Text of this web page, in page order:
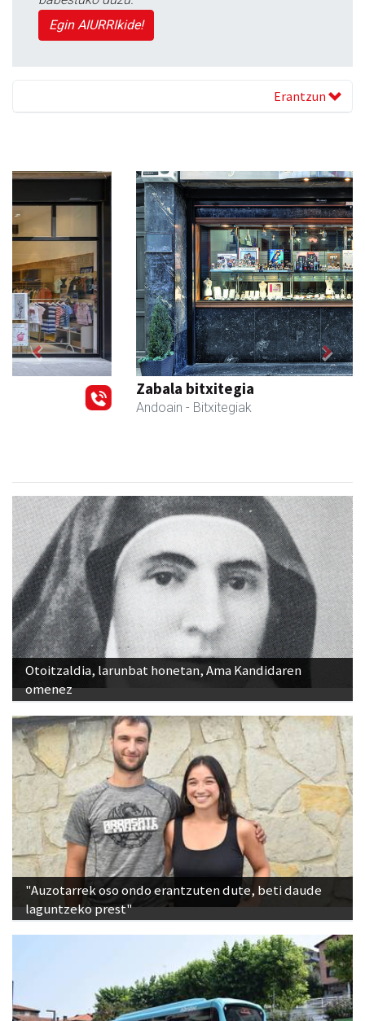
Egin AIURRIkide!
Erantzun
Zabala bitxitegia
- Bitxitegiak
Previous Next
Otoitzaldia, larunbat honetan, Ama Kandidaren
omenez
"Auzotarrek oso ondo erantzuten dute, beti daude
laguntzeko prest"